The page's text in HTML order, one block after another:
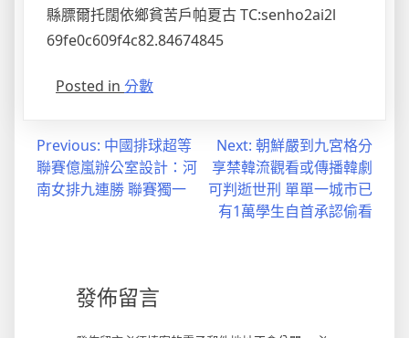
縣膘爾托闊依鄉貧苦戶帕夏古 TC:senho2ai2l
69fe0c609f4c82.84674845
Posted in 分數
Previous: 中國排球超等
聯賽億嵐辦公室設計：河
南女排九連勝 聯賽獨一
Next: 朝鮮嚴到九宮格分
享禁韓流觀看或傳播韓劇
可判逝世刑 單單一城市已
有1萬學生自首承認偷看
發佈留言